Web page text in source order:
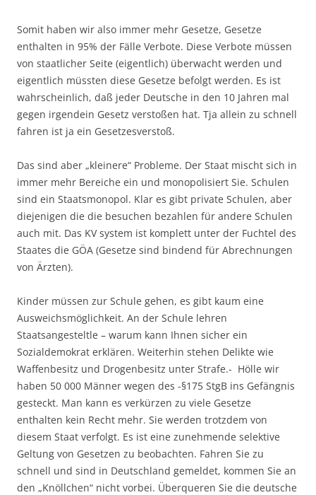
Somit haben wir also immer mehr Gesetze, Gesetze
enthalten in 95% der Fälle Verbote. Diese Verbote müssen
von staatlicher Seite (eigentlich) überwacht werden und
eigentlich müssten diese Gesetze befolgt werden. Es ist
wahrscheinlich, daß jeder Deutsche in den 10 Jahren mal
gegen irgendein Gesetz verstoßen hat. Tja allein zu schnell
fahren ist ja ein Gesetzesverstoß.
Das sind aber „kleinere“ Probleme. Der Staat mischt sich in
immer mehr Bereiche ein und monopolisiert Sie. Schulen
sind ein Staatsmonopol. Klar es gibt private Schulen, aber
diejenigen die die besuchen bezahlen für andere Schulen
auch mit. Das KV system ist komplett unter der Fuchtel des
Staates die GÖA (Gesetze sind bindend für Abrechnungen
von Ärzten).
Kinder müssen zur Schule gehen, es gibt kaum eine
Ausweichsmöglichkeit. An der Schule lehren
Staatsangesteltle – warum kann Ihnen sicher ein
Sozialdemokrat erklären. Weiterhin stehen Delikte wie
Waffenbesitz und Drogenbesitz unter Strafe.- Hölle wir
haben 50 000 Männer wegen des -§175 StgB ins Gefängnis
gesteckt. Man kann es verkürzen zu viele Gesetze
enthalten kein Recht mehr. Sie werden trotzdem von
diesem Staat verfolgt. Es ist eine zunehmende selektive
Geltung von Gesetzen zu beobachten. Fahren Sie zu
schnell und sind in Deutschland gemeldet, kommen Sie an
den „Knöllchen“ nicht vorbei. Überqueren Sie die deutsche